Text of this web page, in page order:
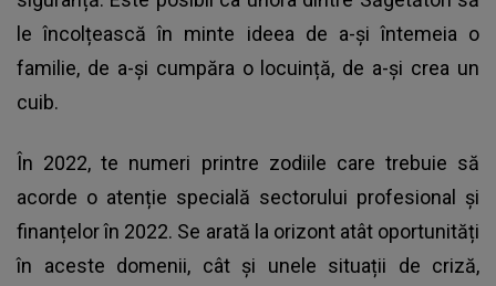
le încolțească în minte ideea de a-și întemeia o
familie, de a-și cumpăra o locuință, de a-și crea un
cuib.
În 2022, te numeri printre zodiile care trebuie să
acorde o atenție specială sectorului profesional și
finanțelor în 2022. Se arată la orizont atât oportunități
în aceste domenii, cât și unele situații de criză,